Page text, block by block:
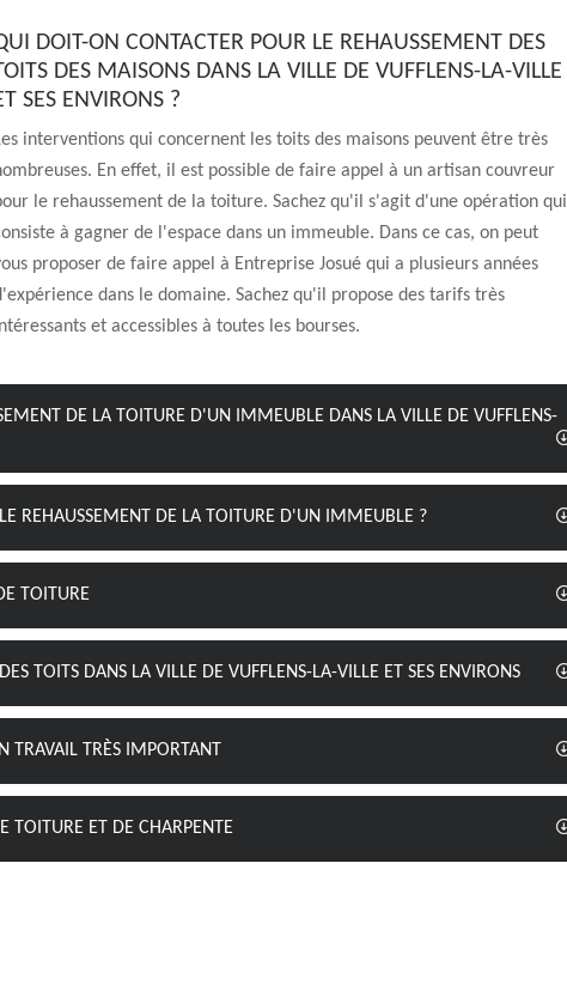
DOIT-ON CONTACTER POUR LE REHAUSSEMENT DES
DES MAISONS DANS LA VILLE DE VUFFLENS-LA-VILLE
SES ENVIRONS ?
interventions qui concernent les toits des maisons peuvent être très
En effet, il est possible de faire appel à un artisan couvreur
le rehaussement de la toiture. Sachez qu'il s'agit d'une opération qui
à gagner de l'espace dans un immeuble. Dans ce cas, on peut
proposer de faire appel à Entreprise Josué qui a plusieurs années
dans le domaine. Sachez qu'il propose des tarifs très
et accessibles à toutes les bourses.
DE LA TOITURE D'UN IMMEUBLE DANS LA VILLE DE VUFFLENS-
REHAUSSEMENT DE LA TOITURE D'UN IMMEUBLE ?
TOITURE
TOITS DANS LA VILLE DE VUFFLENS-LA-VILLE ET SES ENVIRONS
TRAVAIL TRÈS IMPORTANT
TOITURE ET DE CHARPENTE